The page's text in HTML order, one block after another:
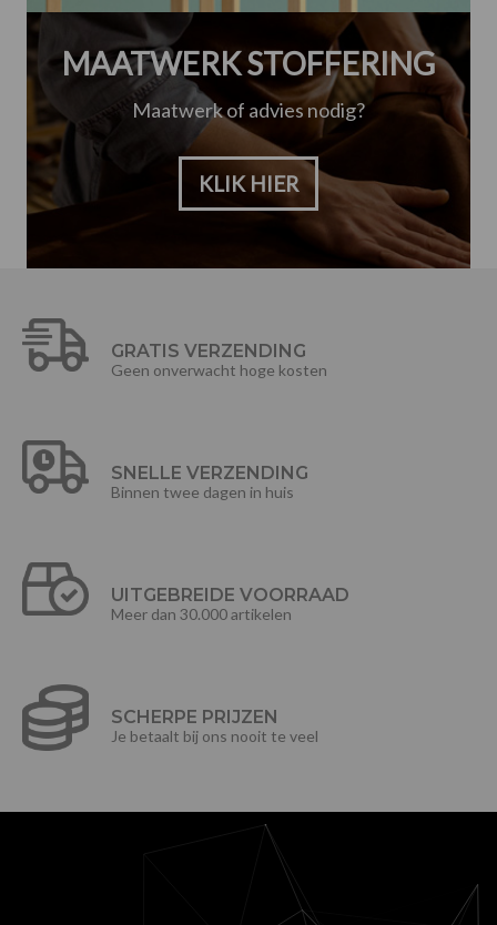
MAATWERK STOFFERING
Maatwerk of advies nodig?
KLIK HIER
GRATIS VERZENDING
Geen onverwacht hoge kosten
SNELLE VERZENDING
Binnen twee dagen in huis
UITGEBREIDE VOORRAAD
Meer dan 30.000 artikelen
SCHERPE PRIJZEN
Je betaalt bij ons nooit te veel